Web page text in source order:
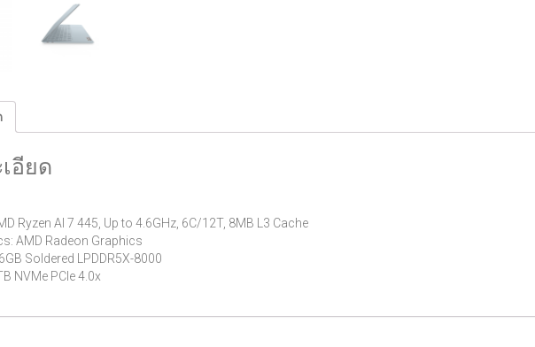
อียด
Ryzen AI 7 445, Up to 4.6GHz, 6C/12T, 8MB L3 Cache
AMD Radeon Graphics
Soldered LPDDR5X-8000
NVMe PCIe 4.0x